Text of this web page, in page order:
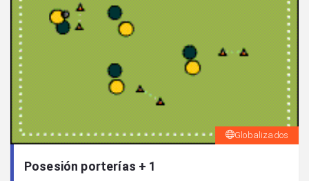
Globalizados
Posesión porterías + 1